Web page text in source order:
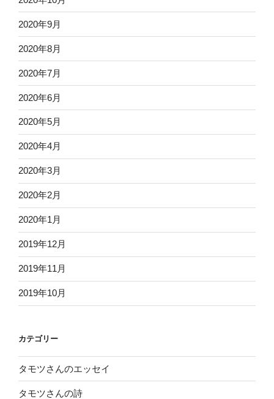
2020年9月
2020年8月
2020年7月
2020年6月
2020年5月
2020年4月
2020年3月
2020年2月
2020年1月
2019年12月
2019年11月
2019年10月
カテゴリー
タモツさんのエッセイ
タモツさんの詩